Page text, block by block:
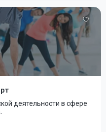
деятельности в сфере